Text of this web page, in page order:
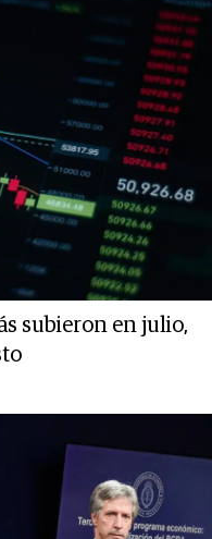
subieron en julio,